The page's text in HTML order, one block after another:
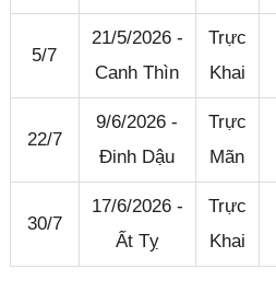
5/7
21/5/2026 -
Canh Thìn
Trực
Khai
22/7
9/6/2026 -
Đinh Dậu
Trực
Mãn
30/7
17/6/2026 -
Ất Tỵ
Trực
Khai